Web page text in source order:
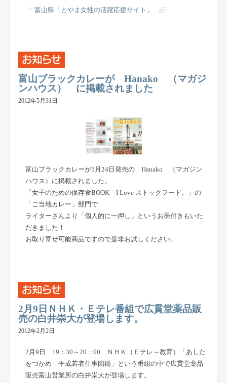
富山県「とやま女性の活躍応援サイト」
富山ブラックカレーが Hanako （マガジ
ンハウス） に掲載されました
2012年5月31日
富山ブラックカレーが5月24日発売の Hanako （マガジン
ハウス）に掲載されました。
「女子のための保存食BOOK I Love ストックフード。」の
「ご当地カレー」部門で
ライターさんより「個人的に一押し」というお墨付きもいた
だきました！
お取り寄せ可能商品ですので是非お試しください。
2月9日ＮＨＫ・Ｅテレ番組で広貫堂薬品販
売の白井崇大が登場します。
2012年2月2日
2月9日 19：30～20：00 ＮＨＫ（Ｅテレ～教育）「あした
をつかめ 平成若者仕事図鑑」という番組の中で広貫堂薬品
販売富山営業所の白井崇大が登場します。